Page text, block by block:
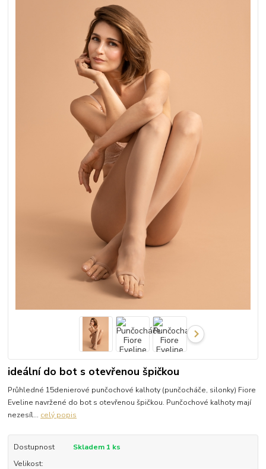
ideální do bot s otevřenou špičkou
Průhledné 15denierové punčochové kalhoty (punčocháče, silonky) Fiore
Eveline navržené do bot s otevřenou špičkou. Punčochové kalhoty mají
nezesíl... celý popis
Dostupnost
Skladem 1 ks
Velikost: